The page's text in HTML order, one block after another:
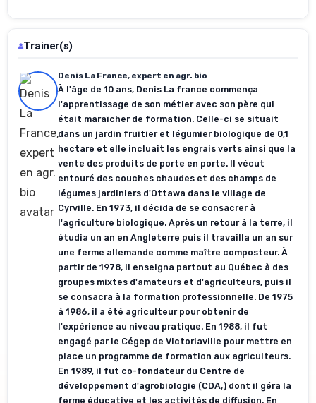
Trainer(s)
Denis La France, expert en agr. bio
À l'âge de 10 ans, Denis La france commença
l'apprentissage de son métier avec son père qui
était maraîcher de formation. Celle-ci se situait
dans un jardin fruitier et légumier biologique de 0,1
hectare et elle incluait les engrais verts ainsi que la
vente des produits de porte en porte. Il vécut
entouré des couches chaudes et des champs de
légumes jardiniers d'Ottawa dans le village de
Cyrville. En 1973, il décida de se consacrer à
l'agriculture biologique. Après un retour à la terre, il
étudia un an en Angleterre puis il travailla un an sur
une ferme allemande comme maître composteur. À
partir de 1978, il enseigna partout au Québec à des
groupes mixtes d'amateurs et d'agriculteurs, puis il
se consacra à la formation professionnelle. De 1975
à 1986, il a été agriculteur pour obtenir de
l'expérience au niveau pratique. En 1988, il fut
engagé par le Cégep de Victoriaville pour mettre en
place un programme de formation aux agriculteurs.
En 1989, il fut co-fondateur du Centre de
développement d'agrobiologie (CDA,) dont il géra la
ferme éducative et les activités de diffusion. En